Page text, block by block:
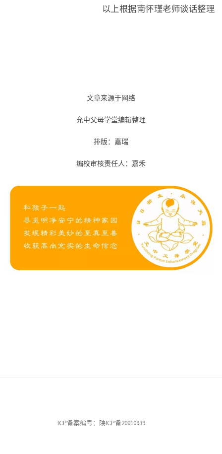
以上根据南怀瑾老师谈话整理
文章来源于网络
允中父母学堂编辑整理
排版：嘉瑞
编校审核责任人：嘉禾
ICP备案编号：陕ICP备20010939